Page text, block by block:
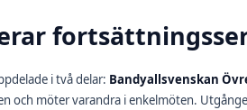
i två delar: Bandyallsvenskan
och möter varandra i enkelmöten.